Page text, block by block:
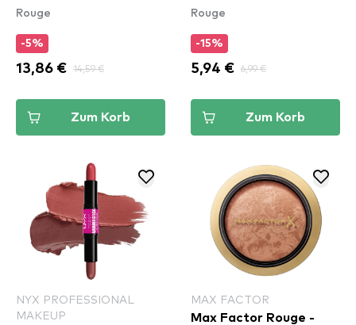
Rouge
-5%
13,86 € 14,59 €
Zum Korb
Set
Rouge
-15%
5,94 € 6,99 €
Zum Korb
NYX PROFESSIONAL
MAKEUP
MAX FACTOR
Max Factor Rouge -